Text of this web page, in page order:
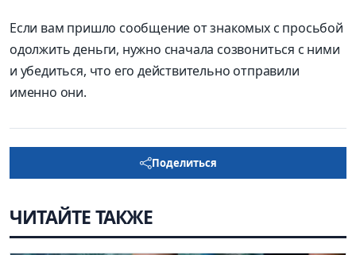
Если вам пришло сообщение от знакомых с просьбой
одолжить деньги, нужно сначала созвониться с ними
и убедиться, что его действительно отправили
именно они.
Поделиться
ЧИТАЙТЕ ТАКЖЕ